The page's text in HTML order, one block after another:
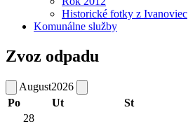
Historické fotky z Ivanoviec
Komunálne služby
Zvoz odpadu
August2026
Po
Ut St
28